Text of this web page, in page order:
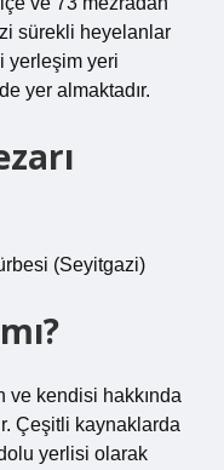
sürekli heyelanlar
yerleşim yeri
yer almaktadır.
(Seyitgazi)
ve kendisi hakkında
Çeşitli kaynaklarda
yerlisi olarak